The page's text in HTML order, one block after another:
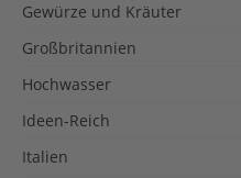
Gewürze und Kräuter
Großbritannien
Hochwasser
Ideen-Reich
Italien